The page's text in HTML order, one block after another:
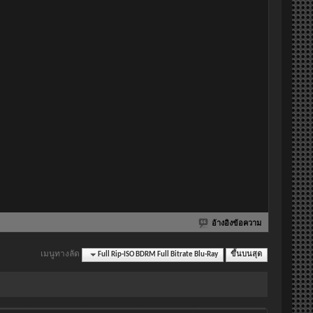
อ้างอิงข้อความ
เมนูทางลัด Full Rip-ISO BDRM Full Bitrate Blu-Ray ขึ้นบนสุด